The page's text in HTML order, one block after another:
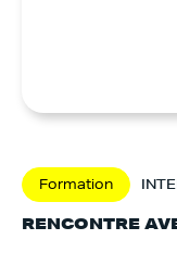
Formation
RENCONTRE